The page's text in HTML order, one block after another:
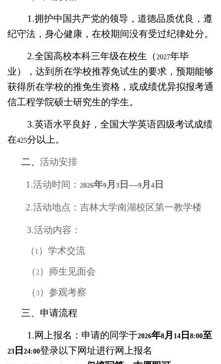
1.拥护中国共产党的领导，道德品质优良，遵
纪守法，身心健康，在校期间没有受过纪律处分。
2.全国高校本科三年级在校生（ 2027年毕
业），达到所在学校推荐免试生的要求，预期能够
获得所在学校的推免生资格，或成绩优异拟报考通
信工程学院硕士研究生的学生。
3.英语水平良好，全国大学英语四级考试成绩
在425分以上。
二、 活动安排
1.活动时间： 2026年9月 3 日—9月 4 日
2.活动地点：吉林大学南湖校区第一教学楼
3.活动内容：
（ 1 ）学术交流
（ 2 ）师生见面会
（ 3 ）参观考察
三、申请流程
1.网上报名：申请的同学于2026年8月 14 日 8:00至
23 日 24:00登录以下网址进行网上报名